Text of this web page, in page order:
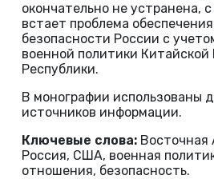
окончательно не устранена,
встает проблема
безопасности России с
военной политики
Республики.
В монографии использованы
источников информации.
Ключевые слова: Восточная
Россия, США, военная
отношения, безопасность.